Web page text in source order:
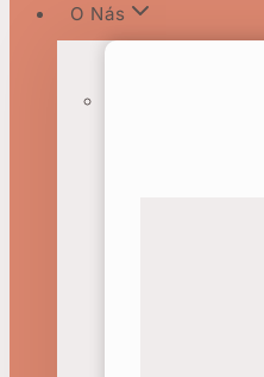
O Nás